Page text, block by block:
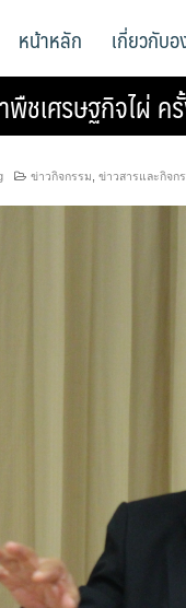
หน้าหลัก เกี่ยวกับ
ชเศรษฐกิจไผ่ ค
ข่าวกิจกรรม ข่าวสารและกิจก